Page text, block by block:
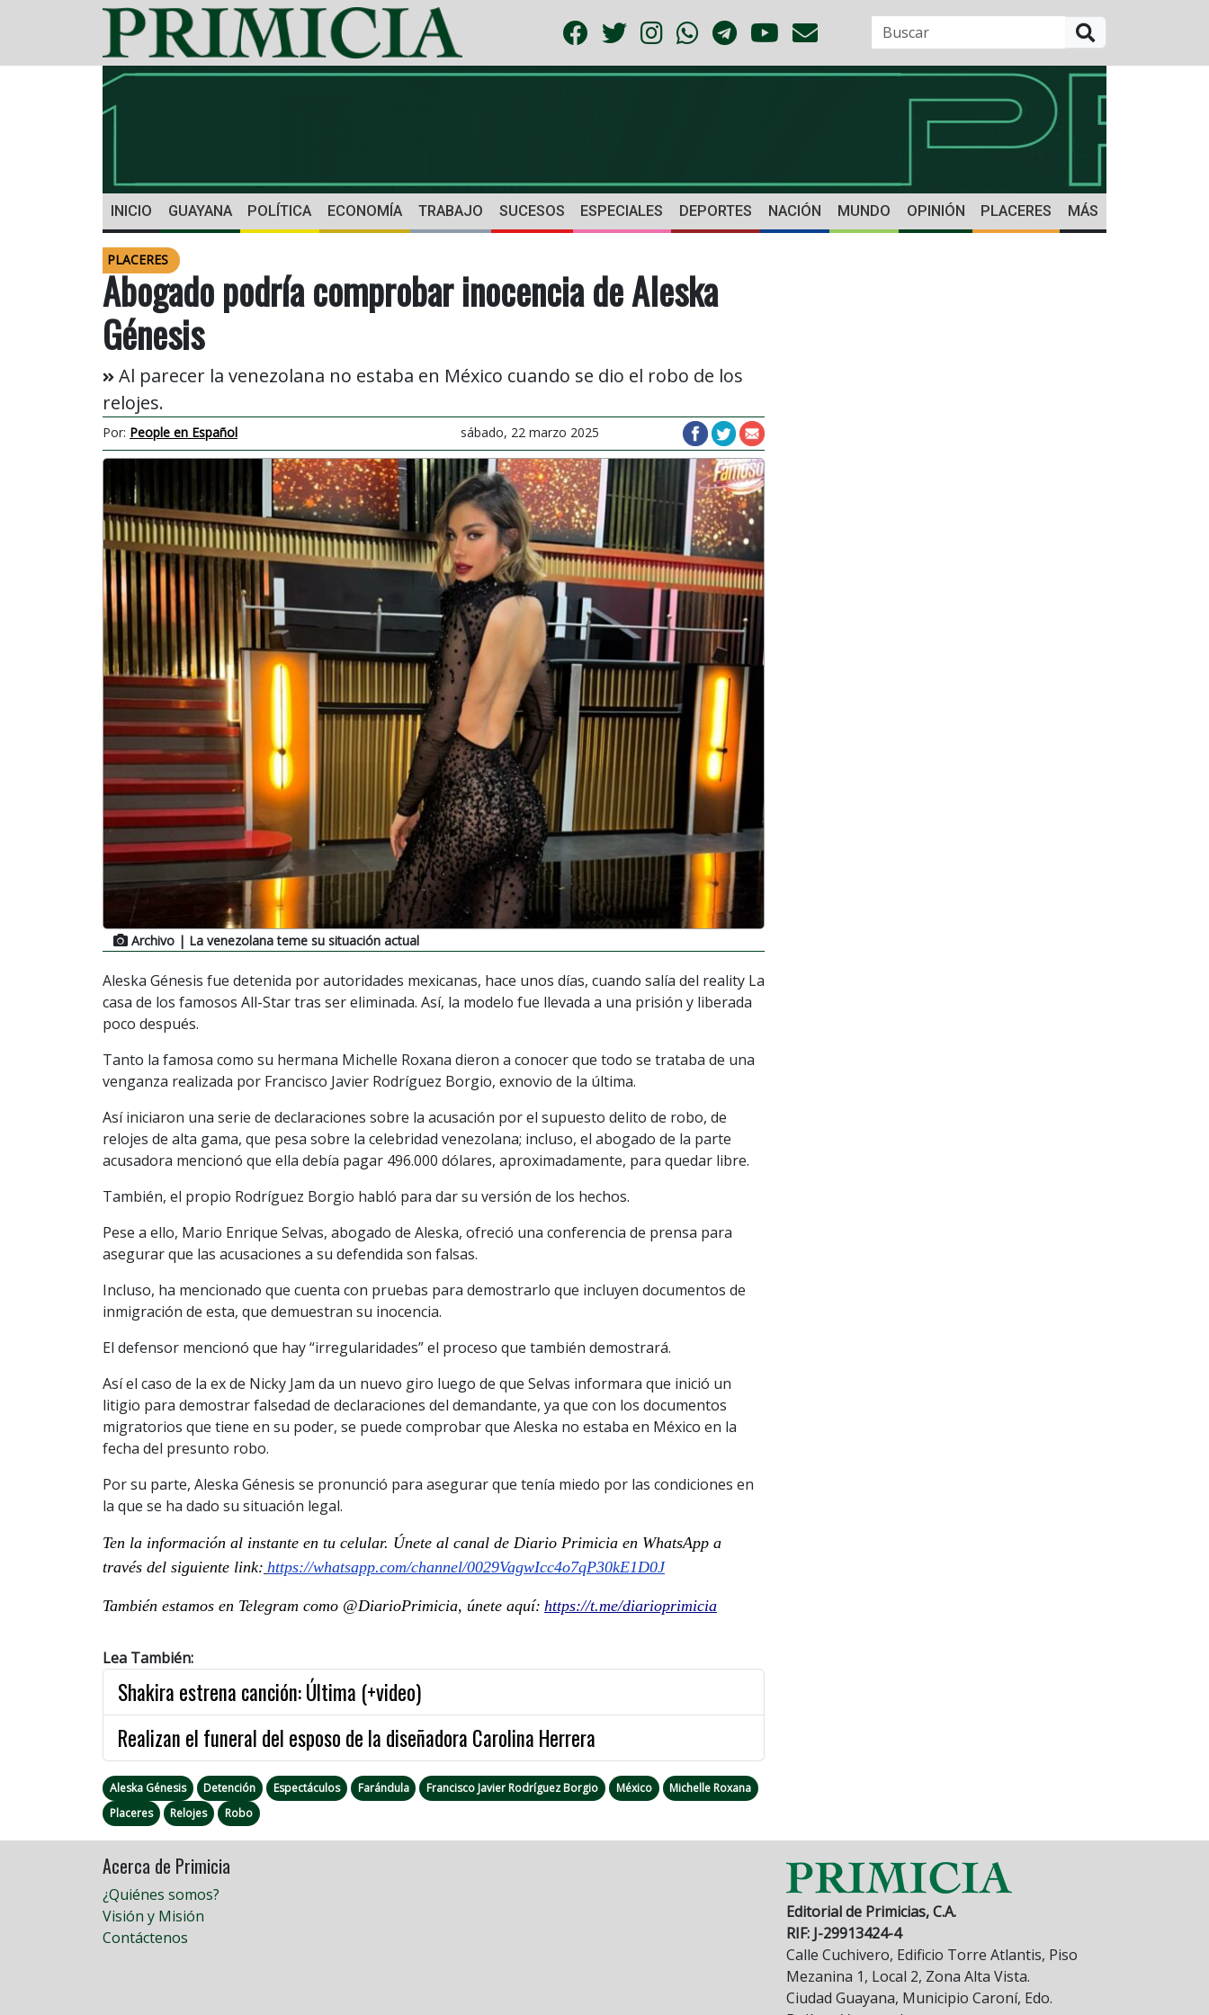
INICIO GUAYANA POLÍTICA ECONOMÍA TRABAJO SUCESOS ESPECIALES DEPORTES NACIÓN MUNDO OPINIÓN PLACERES MÁS
PLACERES
Abogado podría comprobar inocencia de Aleska
Génesis
Al parecer la venezolana no estaba en México cuando se dio el robo de los
relojes.
Por: People en Español sábado, 22 marzo 2025
Archivo | La venezolana teme su situación actual
Aleska Génesis fue detenida por autoridades mexicanas, hace unos días, cuando salía del reality La
casa de los famosos All-Star tras ser eliminada. Así, la modelo fue llevada a una prisión y liberada
poco después.
Tanto la famosa como su hermana Michelle Roxana dieron a conocer que todo se trataba de una
venganza realizada por Francisco Javier Rodríguez Borgio, exnovio de la última.
Así iniciaron una serie de declaraciones sobre la acusación por el supuesto delito de robo, de
relojes de alta gama, que pesa sobre la celebridad venezolana; incluso, el abogado de la parte
acusadora mencionó que ella debía pagar 496.000 dólares, aproximadamente, para quedar libre.
También, el propio Rodríguez Borgio habló para dar su versión de los hechos.
Pese a ello, Mario Enrique Selvas, abogado de Aleska, ofreció una conferencia de prensa para
asegurar que las acusaciones a su defendida son falsas.
Incluso, ha mencionado que cuenta con pruebas para demostrarlo que incluyen documentos de
inmigración de esta, que demuestran su inocencia.
El defensor mencionó que hay “irregularidades” el proceso que también demostrará.
Así el caso de la ex de Nicky Jam da un nuevo giro luego de que Selvas informara que inició un
litigio para demostrar falsedad de declaraciones del demandante, ya que con los documentos
migratorios que tiene en su poder, se puede comprobar que Aleska no estaba en México en la
fecha del presunto robo.
Por su parte, Aleska Génesis se pronunció para asegurar que tenía miedo por las condiciones en
la que se ha dado su situación legal.
Ten la información al instante en tu celular. Únete al canal de Diario Primicia en WhatsApp a
través del siguiente link: https://whatsapp.com/channel/0029VagwIcc4o7qP30kE1D0J
También estamos en Telegram como @DiarioPrimicia, únete aquí: https://t.me/diarioprimicia
Lea También:
Shakira estrena canción: Última (+video)
Realizan el funeral del esposo de la diseñadora Carolina Herrera
Aleska Génesis Detención Espectáculos Farándula Francisco Javier Rodríguez Borgio México
Michelle Roxana
Placeres
Relojes Robo
Acerca de Primicia
¿Quiénes somos?
Visión y Misión
Contáctenos
Editorial de Primicias, C.A.
RIF: J-29913424-4
Calle Cuchivero, Edificio Torre Atlantis, Piso
Mezanina 1, Local 2, Zona Alta Vista.
Ciudad Guayana, Municipio Caroní, Edo.